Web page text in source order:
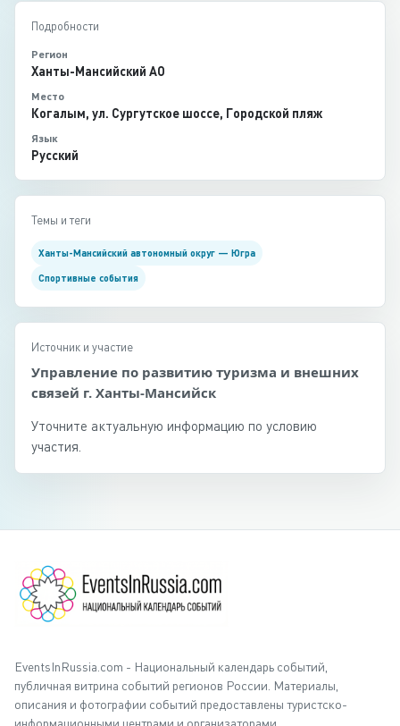
Подробности
Регион
Ханты-Мансийский АО
Место
Когалым, ул. Сургутское шоссе, Городской пляж
Язык
Русский
Темы и теги
Ханты-Мансийский автономный округ — Югра
Спортивные события
Источник и участие
Управление по развитию туризма и внешних
связей г. Ханты-Мансийск
Уточните актуальную информацию по условию
участия.
EventsInRussia.com - Национальный календарь событий,
публичная витрина событий регионов России. Материалы,
описания и фотографии событий предоставлены туристско-